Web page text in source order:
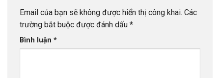
Email của bạn sẽ không được hiển thị công khai. Các
trường bắt buộc được đánh dấu *
Bình luận *